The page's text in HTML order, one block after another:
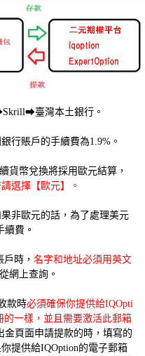
臺灣本土銀行。
行賬戶的手續費為1.9%。
貨幣兌換將採用歐元結算，
選擇【歐元】。
非歐元的話，為了處理美元
續費。
時， 名字和地址必須用英文
網上查詢。
款時必須確保你提供給IQOpti
一樣，並且需要激活此郵箱
金頁面申請提款的時，填寫的
提供給IQOption的電子郵箱